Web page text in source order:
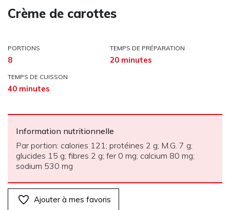
Crème de carottes
PORTIONS
8
TEMPS DE PRÉPARATION
20 minutes
TEMPS DE CUISSON
40 minutes
Information nutritionnelle
Par portion: calories 121; protéines 2 g; M.G. 7 g;
glucides 15 g; fibres 2 g; fer 0 mg; calcium 80 mg;
sodium 530 mg
Ajouter à mes favoris